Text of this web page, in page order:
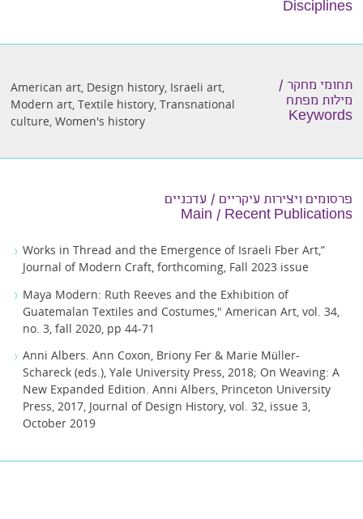
Disciplines
תחומי מחקר /
מילות מפתח
Keywords
American art, Design history, Israeli art,
Modern art,Textile history,Transnational
culture,Women's history
פרסומים ויצירות עיקריים / עדכניים
Main / Recent Publications
Works in Thread and the Emergence of Israeli Fber Art,”
Journal of Modern Craft, forthcoming, Fall 2023 issue
Maya Modern: Ruth Reeves and the Exhibition of
Guatemalan Textiles and Costumes," American Art, vol. 34,
no. 3, fall 2020, pp 44-71
Anni Albers. Ann Coxon, Briony Fer & Marie Müller-
Schareck (eds.), Yale University Press, 2018; On Weaving: A
New Expanded Edition. Anni Albers, Princeton University
Press, 2017, Journal of Design History, vol. 32, issue 3,
October 2019